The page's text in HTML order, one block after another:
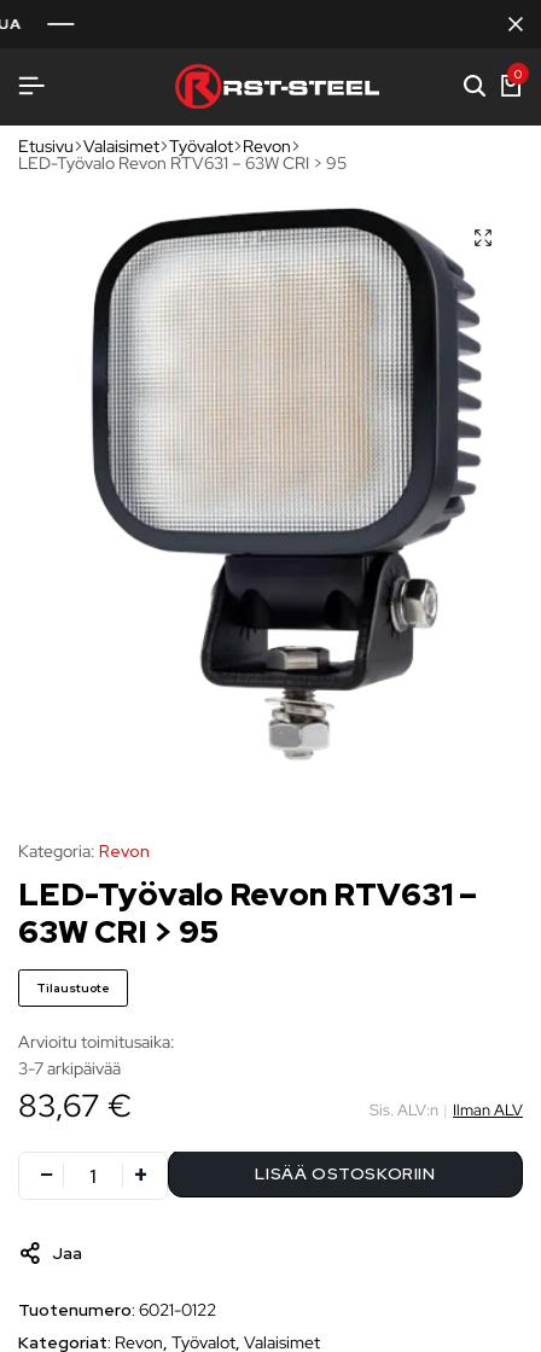
0
Etusivu Valaisimet Työvalot Revon
LED-Työvalo Revon RTV631 – 63W CRI > 95
Kategoria: Revon
LED-Työvalo Revon RTV631 –
63W CRI > 95
Tilaustuote
Arvioitu toimitusaika:
3-7 arkipäivää
83,67 € Sis. ALV:n | Ilman ALV
LISÄÄ OSTOSKORIIN
Jaa
Tuotenumero: 6021-0122
Kategoriat: Revon, Työvalot, Valaisimet